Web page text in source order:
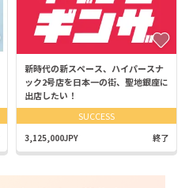
新時代の新スペース、ハイパースナ
ック2号店を日本一の街、聖地銀座に
出店したい！
SUCCESS
3,125,000JPY 終了